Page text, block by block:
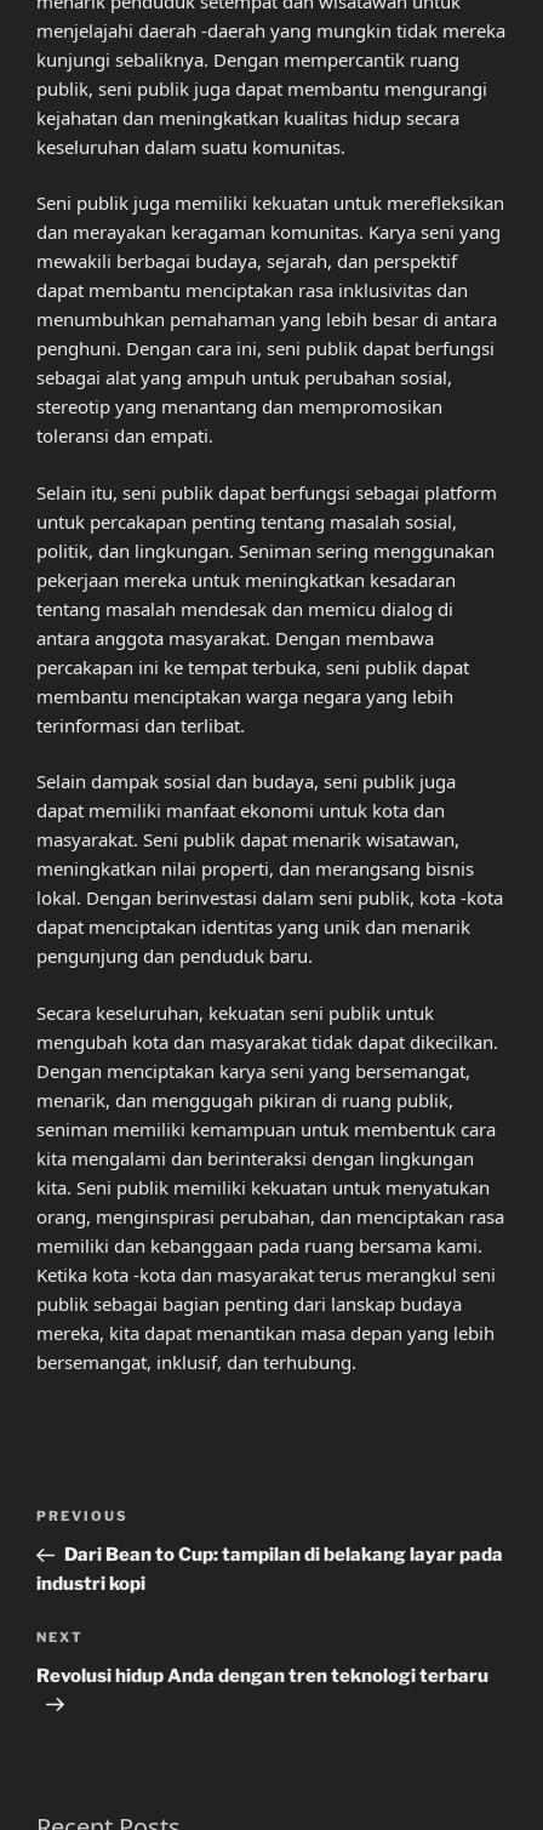
menjelajahi daerah -daerah yang mungkin tidak mereka
kunjungi sebaliknya. Dengan mempercantik ruang
publik, seni publik juga dapat membantu mengurangi
kejahatan dan meningkatkan kualitas hidup secara
keseluruhan dalam suatu komunitas.
Seni publik juga memiliki kekuatan untuk merefleksikan
dan merayakan keragaman komunitas. Karya seni yang
mewakili berbagai budaya, sejarah, dan perspektif
dapat membantu menciptakan rasa inklusivitas dan
menumbuhkan pemahaman yang lebih besar di antara
penghuni. Dengan cara ini, seni publik dapat berfungsi
sebagai alat yang ampuh untuk perubahan sosial,
stereotip yang menantang dan mempromosikan
toleransi dan empati.
Selain itu, seni publik dapat berfungsi sebagai platform
untuk percakapan penting tentang masalah sosial,
politik, dan lingkungan. Seniman sering menggunakan
pekerjaan mereka untuk meningkatkan kesadaran
tentang masalah mendesak dan memicu dialog di
antara anggota masyarakat. Dengan membawa
percakapan ini ke tempat terbuka, seni publik dapat
membantu menciptakan warga negara yang lebih
terinformasi dan terlibat.
Selain dampak sosial dan budaya, seni publik juga
dapat memiliki manfaat ekonomi untuk kota dan
masyarakat. Seni publik dapat menarik wisatawan,
meningkatkan nilai properti, dan merangsang bisnis
lokal. Dengan berinvestasi dalam seni publik, kota -kota
dapat menciptakan identitas yang unik dan menarik
pengunjung dan penduduk baru.
Secara keseluruhan, kekuatan seni publik untuk
mengubah kota dan masyarakat tidak dapat dikecilkan.
Dengan menciptakan karya seni yang bersemangat,
menarik, dan menggugah pikiran di ruang publik,
seniman memiliki kemampuan untuk membentuk cara
kita mengalami dan berinteraksi dengan lingkungan
kita. Seni publik memiliki kekuatan untuk menyatukan
orang, menginspirasi perubahan, dan menciptakan rasa
memiliki dan kebanggaan pada ruang bersama kami.
Ketika kota -kota dan masyarakat terus merangkul seni
publik sebagai bagian penting dari lanskap budaya
mereka, kita dapat menantikan masa depan yang lebih
bersemangat, inklusif, dan terhubung.
Previous
Post
PREVIOUS
Dari Bean to Cup: tampilan di belakang layar pada
industri kopi
Next
Post
NEXT
Revolusi hidup Anda dengan tren teknologi terbaru